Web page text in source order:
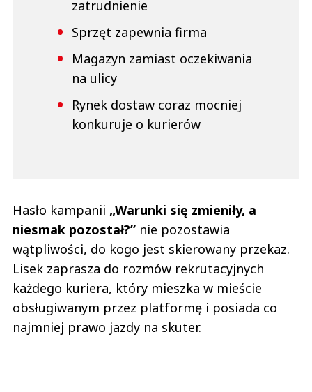
zatrudnienie
Sprzęt zapewnia firma
Magazyn zamiast oczekiwania
na ulicy
Rynek dostaw coraz mocniej
konkuruje o kurierów
Hasło kampanii „Warunki się zmieniły, a
niesmak pozostał?” nie pozostawia
wątpliwości, do kogo jest skierowany przekaz.
Lisek zaprasza do rozmów rekrutacyjnych
każdego kuriera, który mieszka w mieście
obsługiwanym przez platformę i posiada co
najmniej prawo jazdy na skuter.